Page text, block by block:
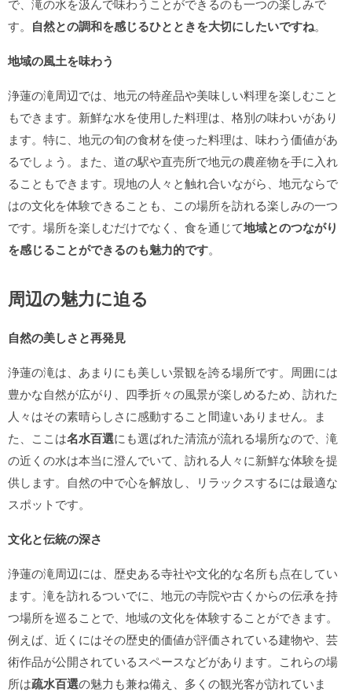
で、滝の水を汲んで味わうことができるのも一つの楽しみで
す。 自然との調和を感じるひとときを大切にしたいですね。
地域の風土を味わう
浄蓮の滝周辺では、地元の特産品や美味しい料理を楽しむこと
もできます。新鮮な水を使用した料理は、格別の味わいがあり
ます。特に、地元の旬の食材を使った料理は、味わう価値があ
るでしょう。また、道の駅や直売所で地元の農産物を手に入れ
ることもできます。現地の人々と触れ合いながら、地元ならで
はの文化を体験できることも、この場所を訪れる楽しみの一つ
です。場所を楽しむだけでなく、食を通じて地域とのつながり
を感じることができるのも魅力的です。
周辺の魅力に迫る
自然の美しさと再発見
浄蓮の滝は、あまりにも美しい景観を誇る場所です。周囲には
豊かな自然が広がり、四季折々の風景が楽しめるため、訪れた
人々はその素晴らしさに感動すること間違いありません。ま
た、ここは名水百選にも選ばれた清流が流れる場所なので、滝
の近くの水は本当に澄んでいて、訪れる人々に新鮮な体験を提
供します。自然の中で心を解放し、リラックスするには最適な
スポットです。
文化と伝統の深さ
浄蓮の滝周辺には、歴史ある寺社や文化的な名所も点在してい
ます。滝を訪れるついでに、地元の寺院や古くからの伝承を持
つ場所を巡ることで、地域の文化を体験することができます。
例えば、近くにはその歴史的価値が評価されている建物や、芸
術作品が公開されているスペースなどがあります。これらの場
所は疏水百選の魅力も兼ね備え、多くの観光客が訪れていま